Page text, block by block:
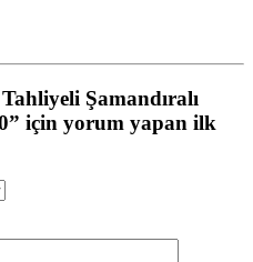
Şamandıralı
için yorum yapan ilk